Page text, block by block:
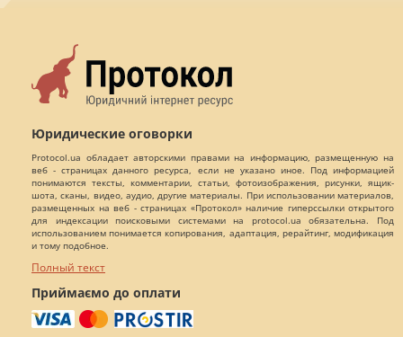
Юридические оговорки
Protocol.ua обладает авторскими правами на информацию, размещенную на
веб - страницах данного ресурса, если не указано иное. Под информацией
понимаются тексты, комментарии, статьи, фотоизображения, рисунки, ящик-
шота, сканы, видео, аудио, другие материалы. При использовании материалов,
размещенных на веб - страницах «Протокол» наличие гиперссылки открытого
для индексации поисковыми системами на protocol.ua обязательна. Под
использованием понимается копирования, адаптация, рерайтинг, модификация
и тому подобное.
Полный текст
Приймаємо до оплати